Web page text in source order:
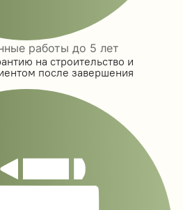
работы до 5 лет
на строительство и
после завершения